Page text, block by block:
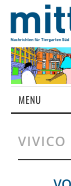
MENU
MAGAZIN
ÜBER UNS
VIVICO